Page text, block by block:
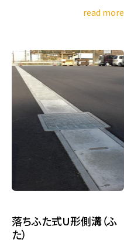
read more
落ちふた式U形側溝（ふ
た）